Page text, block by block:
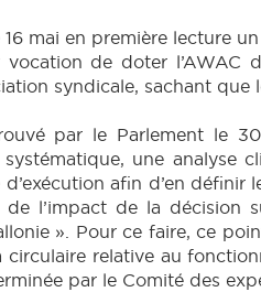
mai en première lecture
de doter l’AWAC
syndicale, sachant que
par le Parlement le
une
afin d’en
l’impact de la
». Pour ce faire, ce
relative au
par le Comité des